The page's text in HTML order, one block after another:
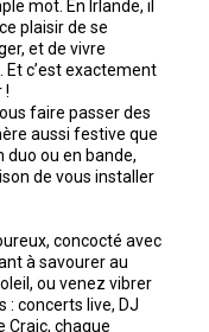
mot. En Irlande, il
plaisir de se
et de vivre
Et c’est exactement
!
faire passer des
aussi festive que
duo ou en bande,
de vous installer
concocté avec
à savourer au
ou venez vibrer
: concerts live, DJ
Craic, chaque